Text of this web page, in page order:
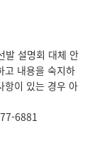
발 설명회 대체 안
고 내용을 숙지하
항이 있는 경우 아
6881